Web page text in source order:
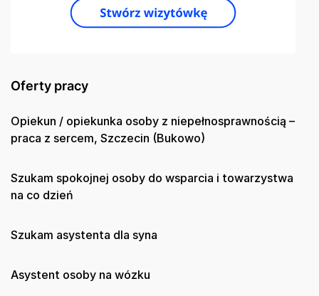
Oferty pracy
Opiekun / opiekunka osoby z niepełnosprawnością –
praca z sercem, Szczecin (Bukowo)
Szukam spokojnej osoby do wsparcia i towarzystwa
na co dzień
Szukam asystenta dla syna
Asystent osoby na wózku